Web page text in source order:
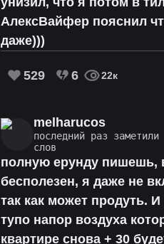
АлексВайфер пояснил
даже)))
529 6 22к
melharucos
последний раз
слов
полную ерунду пишешь,
бесполезен, я даже не
так как может продуть.
тупо напор воздуха
квартире снова + 30